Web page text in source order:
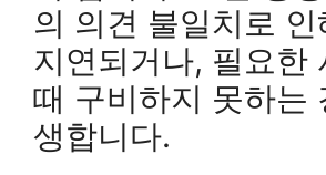
의 의견 불일치로 인
지연되거나, 필요한
때 구비하지 못하는
생합니다.